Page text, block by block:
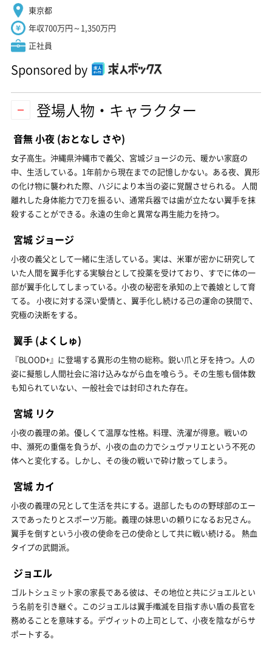
東京都
年収700万円～1,350万円
正社員
Sponsored by
登場人物・キャラクター
音無 小夜 (おとなし さや)
女子高生。沖縄県沖縄市で義父、宮城ジョージの元、暖かい家庭の
中、生活している。1年前から現在までの記憶しかない。ある夜、異形
の化け物に襲われた際、ハジにより本当の姿に覚醒させられる。 人間
離れした身体能力で刀を振るい、通常兵器では歯が立たない翼手を抹
殺することができる。永遠の生命と異常な再生能力を持つ。
宮城 ジョージ
小夜の義父として一緒に生活している。実は、米軍が密かに研究して
いた人間を翼手化する実験台として投薬を受けており、すでに体の一
部が翼手化してしまっている。小夜の秘密を承知の上で義娘として育
てる。 小夜に対する深い愛情と、翼手化し続ける己の運命の狭間で、
究極の決断をする。
翼手 (よくしゅ)
『BLOOD+』に登場する異形の生物の総称。鋭い爪と牙を持つ。人の
姿に擬態し人間社会に溶け込みながら血を喰らう。その生態も個体数
も知られていない、一般社会では封印された存在。
宮城 リク
小夜の義理の弟。優しくて温厚な性格。料理、洗濯が得意。戦いの
中、瀕死の重傷を負うが、小夜の血の力でシュヴァリエという不死の
体へと変化する。しかし、その後の戦いで砕け散ってしまう。
宮城 カイ
小夜の義理の兄として生活を共にする。退部したものの野球部のエー
スであったりとスポーツ万能。義理の妹思いの頼りになるお兄さん。
翼手を倒すという小夜の使命を己の使命として共に戦い続ける。 熱血
タイプの武闘派。
ジョエル
ゴルトシュミット家の家長である彼は、その地位と共にジョエルとい
う名前を引き継ぐ。このジョエルは翼手殲滅を目指す赤い盾の長官を
務めることを意味する。デヴィットの上司として、小夜を陰ながらサ
ポートする。